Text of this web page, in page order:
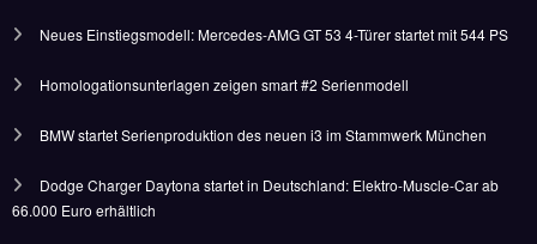
Neues Einstiegsmodell: Mercedes-AMG GT 53 4-Türer startet mit 544 PS
Homologationsunterlagen zeigen smart #2 Serienmodell
BMW startet Serienproduktion des neuen i3 im Stammwerk München
Dodge Charger Daytona startet in Deutschland: Elektro-Muscle-Car ab
66.000 Euro erhältlich